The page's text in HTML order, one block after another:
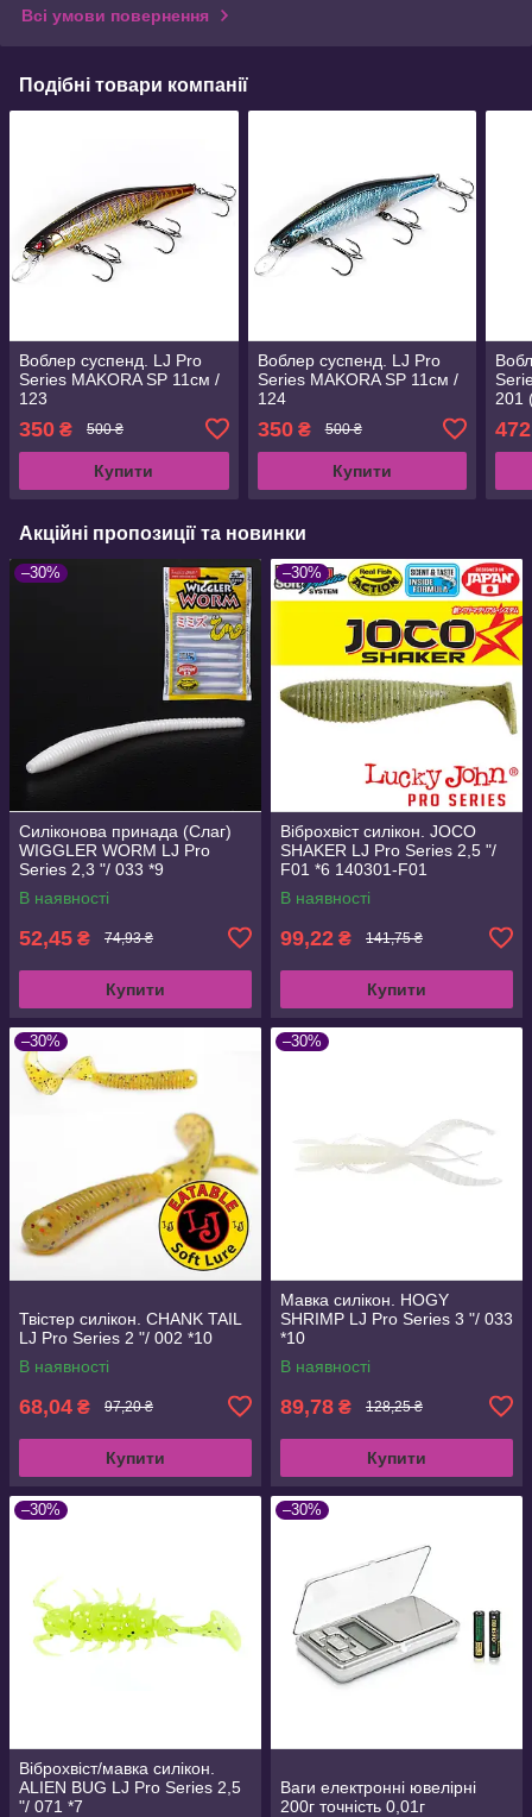
Всі умови повернення
Подібні товари компанії
Воблер суспенд. LJ Pro
Series MAKORA SP 11см /
123
350 ₴ 500 ₴
Купити
Воблер суспенд. LJ Pro
Series MAKORA SP 11см /
124
350₴ 500 ₴
Купити
201
Акційні пропозиції та новинки
–30%
Силіконова принада (Слаг)
WIGGLER WORM LJ Pro
Series 2,3 "/ 033 *9
В наявності
52,45 ₴ 74,93 ₴
Купити
–30%
Віброхвіст силікон. JOCO
SHAKER LJ Pro Series 2,5 "/
F01 *6 140301-F01
В наявності
99,22 ₴ 141,75 ₴
Купити
–30%
Твістер силікон. CHANK TAIL
LJ Pro Series 2 "/ 002 *10
В наявності
68,04 ₴ 97,20 ₴
Купити
–30%
Мавка силікон. HOGY
SHRIMP LJ Pro Series 3 "/ 033
*10
В наявності
89,78 ₴ 128,25 ₴
Купити
–30%
Віброхвіст/мавка силікон.
ALIEN BUG LJ Pro Series 2,5
"/ 071 *7
–30%
Ваги електронні ювелірні
200г точність 0,01г